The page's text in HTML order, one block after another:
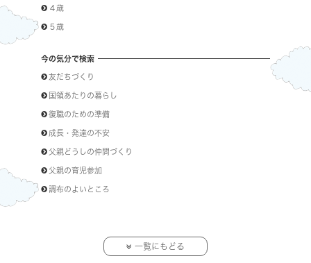
４歳
５歳
今の気分で検索
友だちづくり
国領あたりの暮らし
復職のための準備
成長・発達の不安
父親どうしの仲間づくり
父親の育児参加
調布のよいところ
一覧にもどる